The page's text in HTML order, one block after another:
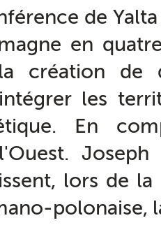
de
en
création de
les
En
lors de
polonaise,